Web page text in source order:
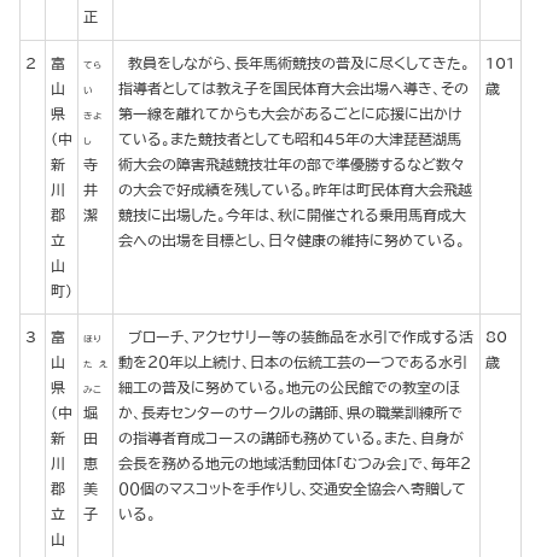
正
2
富
山
県
(中
新
川
郡
立
山
町)
てら
い
きよ
し
寺
井
潔
教員をしながら、長年馬術競技の普及に尽くしてきた。
指導者としては教え子を国民体育大会出場へ導き、その
第一線を離れてからも大会があるごとに応援に出かけ
ている。また競技者としても昭和４５年の大津琵琶湖馬
術大会の障害飛越競技壮年の部で準優勝するなど数々
の大会で好成績を残している。昨年は町民体育大会飛越
競技に出場した。今年は、秋に開催される乗用馬育成大
会への出場を目標とし、日々健康の維持に努めている。
101
歳
3
富
山
県
(中
新
川
郡
立
山
ほり
た え
みこ
堀
田
恵
美
子
ブローチ、アクセサリー等の装飾品を水引で作成する活
動を２０年以上続け、日本の伝統工芸の一つである水引
細工の普及に努めている。地元の公民館での教室のほ
か、長寿センターのサークルの講師、県の職業訓練所で
の指導者育成コースの講師も務めている。また、自身が
会長を務める地元の地域活動団体「むつみ会」で、毎年２
００個のマスコットを手作りし、交通安全協会へ寄贈して
いる。
80
歳